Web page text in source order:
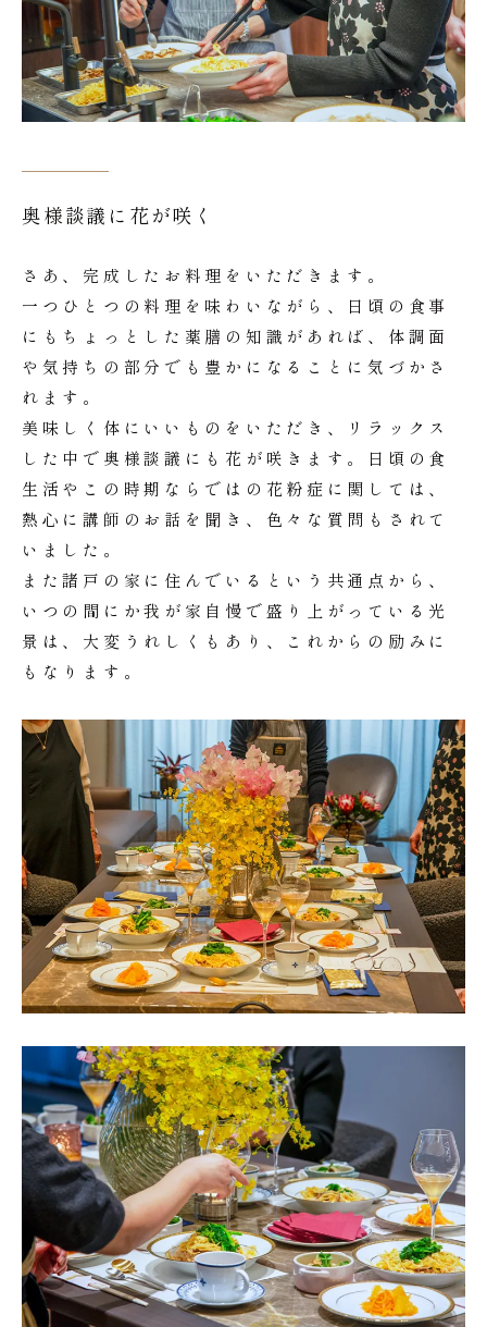
奥様談議に花が咲く
さあ、完成したお料理をいただきます。
一つひとつの料理を味わいながら、日頃の食事
にもちょっとした薬膳の知識があれば、体調面
や気持ちの部分でも豊かになることに気づかさ
れます。
美味しく体にいいものをいただき、リラックス
した中で奥様談議にも花が咲きます。日頃の食
生活やこの時期ならではの花粉症に関しては、
熱心に講師のお話を聞き、色々な質問もされて
いました。
また諸戸の家に住んでいるという共通点から、
いつの間にか我が家自慢で盛り上がっている光
景は、大変うれしくもあり、これからの励みに
もなります。